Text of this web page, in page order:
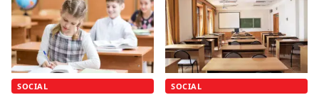
SOCIAL SOCIAL